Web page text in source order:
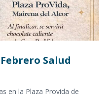
Salud
en la Plaza Provida de